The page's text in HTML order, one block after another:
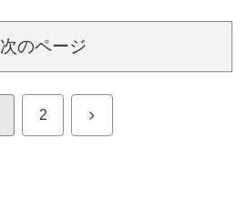
次のページ
2 次